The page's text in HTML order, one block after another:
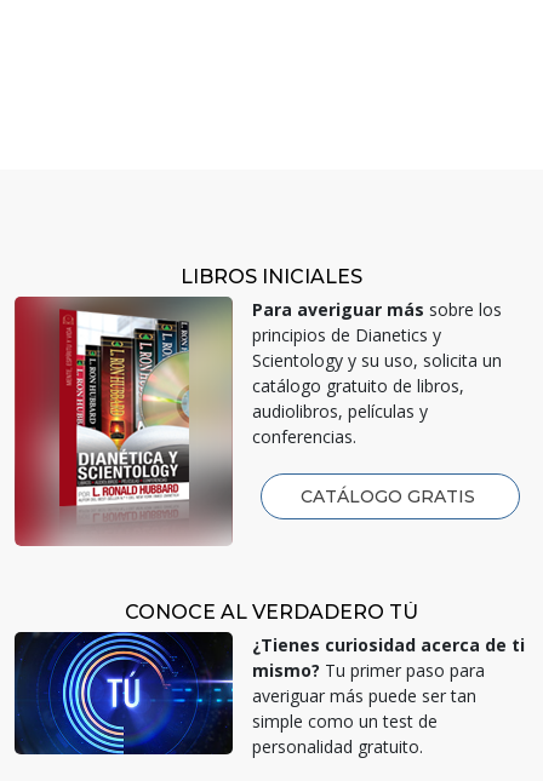
LIBROS INICIALES
Para averiguar más sobre los
principios de Dianetics y
Scientology y su uso, solicita un
catálogo gratuito de libros,
audiolibros, películas y
conferencias.
CATÁLOGO GRATIS
CONOCE AL VERDADERO TÚ
¿Tienes curiosidad acerca de ti
mismo? Tu primer paso para
averiguar más puede ser tan
simple como un test de
personalidad gratuito.